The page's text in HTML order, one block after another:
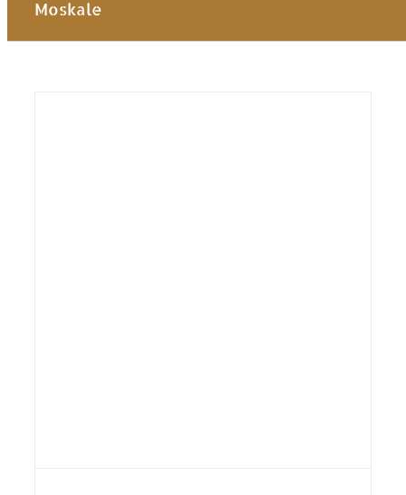
Moskale